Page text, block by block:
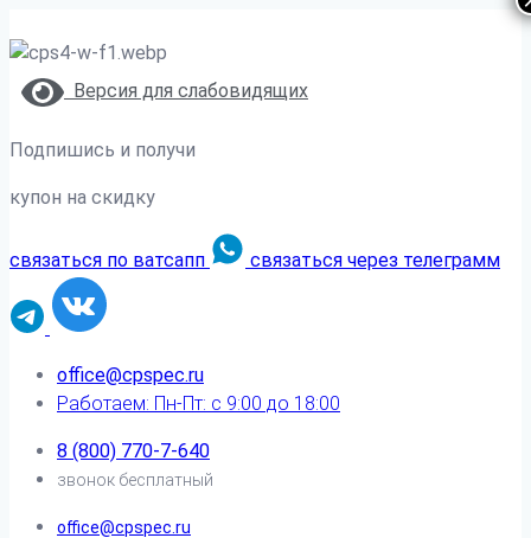
Версия для слабовидящих
Подпишись и получи
купон на скидку
связаться по ватсапп связаться через телеграмм
office@cpspec.ru
Работаем: Пн-Пт: с 9:00 до 18:00
8 (800) 770-7-640
звонок бесплатный
office@cpspec.ru